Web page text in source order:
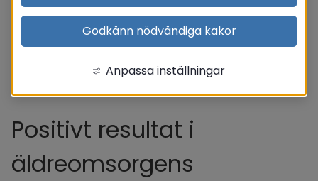
Positivt resultat i
äldreomsorgens
Godkänn nödvändiga kakor
Anpassa inställningar